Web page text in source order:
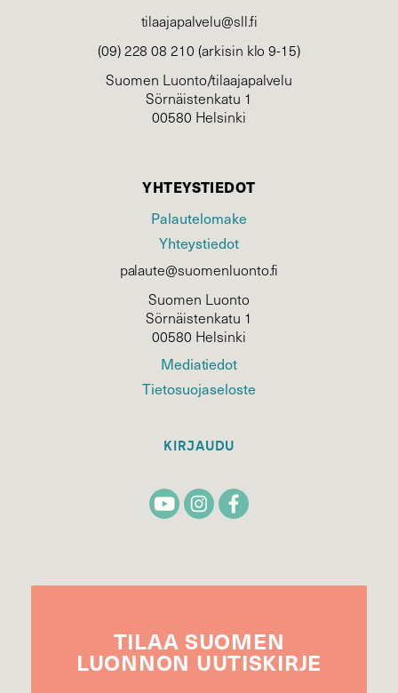
tilaajapalvelu@sll.fi
(09) 228 08 210 (arkisin klo 9-15)
Suomen Luonto/tilaajapalvelu
Sörnäistenkatu 1
00580 Helsinki
YHTEYSTIEDOT
Palautelomake
Yhteystiedot
palaute@suomenluonto.fi
Suomen Luonto
Sörnäistenkatu 1
00580 Helsinki
Mediatiedot
Tietosuojaseloste
KIRJAUDU
TILAA SUOMEN
LUONNON UUTIS­KIRJE